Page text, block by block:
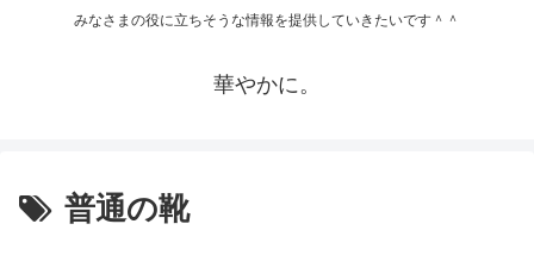
みなさまの役に立ちそうな情報を提供していきたいです＾＾
華やかに。
普通の靴